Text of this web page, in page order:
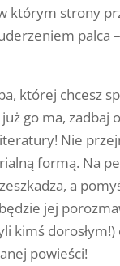
którym strony
palca
której chcesz
go ma, zadbaj
Nie
formą. Na
a
jej
kimś dorosłym!)
powieści!